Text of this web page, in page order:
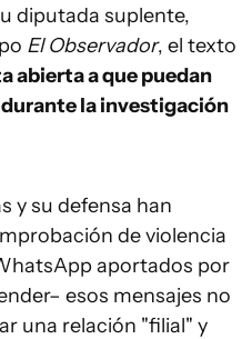
diputada suplente,
El Observador, el texto
abierta a que puedan
la investigación
y su defensa han
de violencia
aportados por
esos mensajes no
una relación "filial" y